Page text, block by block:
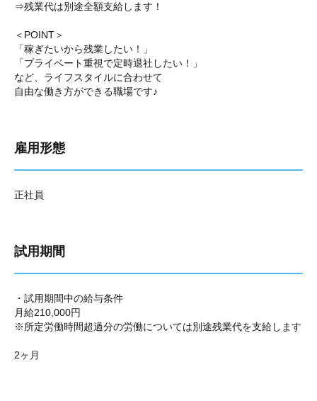
⇒残業代は別途全額支給します！
＜POINT＞
「稼ぎたいから残業したい！」
「プライベート重視で定時退社したい！」
など、ライフスタイルに合わせて
自由な働き方ができる職場です♪
雇用形態
正社員
試用期間
・試用期間中の給与条件
月給210,000円
※所定労働時間超過分の労働については別途残業代を支給します
2ヶ月